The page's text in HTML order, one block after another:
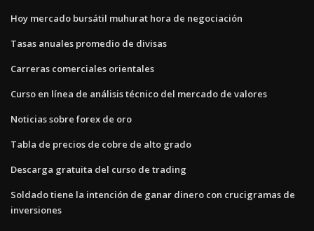
Hoy mercado bursátil muhurat hora de negociación
Tasas anuales promedio de divisas
Carreras comerciales orientales
Curso en línea de análisis técnico del mercado de valores
Noticias sobre forex de oro
Tabla de precios de cobre de alto grado
Descarga gratuita del curso de trading
Soldado tiene la intención de ganar dinero con crucigramas de
inversiones